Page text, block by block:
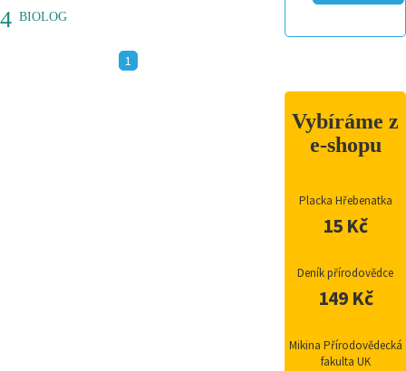
BIOLOG
1
Vybíráme z
e-shopu
Placka Hřebenatka
15 Kč
Deník přírodovědce
149 Kč
Mikina Přírodovědecká
fakulta UK